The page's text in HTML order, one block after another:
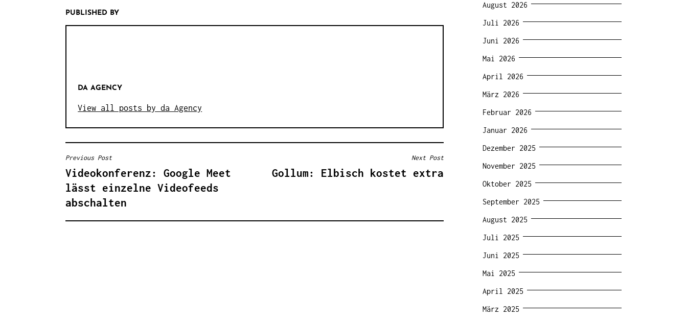
PUBLISHED BY
DA AGENCY
View all posts by da Agency
B
E
I
T
Previous Post
Videokonferenz: Google Meet
lässt einzelne Videofeeds
abschalten
Next Post
Gollum: Elbisch kostet extra
August 2026
Juli 2026
Juni 2026
Mai 2026
April 2026
März 2026
Februar 2026
Januar 2026
Dezember 2025
November 2025
Oktober 2025
September 2025
August 2025
Juli 2025
Juni 2025
Mai 2025
April 2025
März 2025